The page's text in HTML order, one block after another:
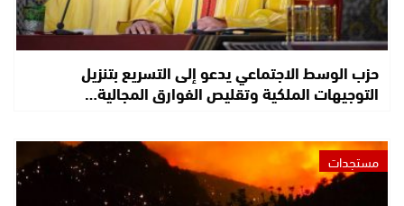
حزب الوسط الاجتماعي يدعو إلى التسريع بتنزيل
التوجيهات الملكية وتقليص الفوارق المجالية…
مستجدات